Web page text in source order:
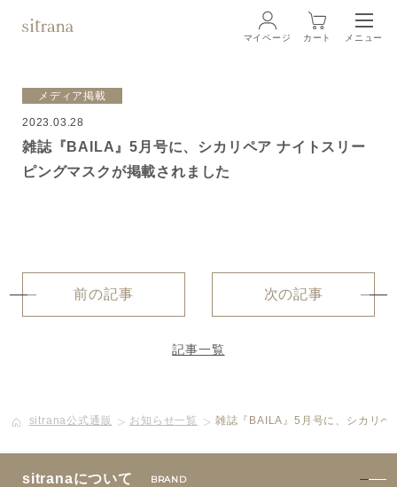
商品一覧 LINEUP
ローション
ボディケア
美容液
マイページ カート メニュー
メディア掲載
2023.03.28
雑誌『BAILA』5月号に、シカリペア ナイトスリー
ピングマスクが掲載されました
前の記事 次の記事
記事一覧
sitrana公式通販 お知らせ一覧 雑誌『BAILA』5月号に、シカリペ
sitranaについて BRAND